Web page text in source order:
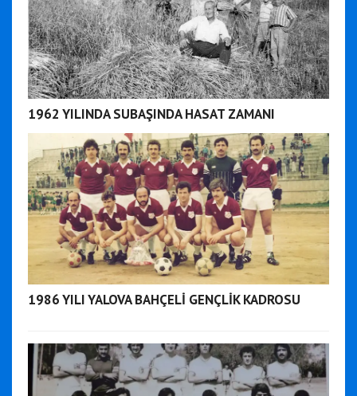
1962 YILINDA SUBAŞINDA HASAT ZAMANI
1986 YILI YALOVA BAHÇELİ GENÇLİK KADROSU